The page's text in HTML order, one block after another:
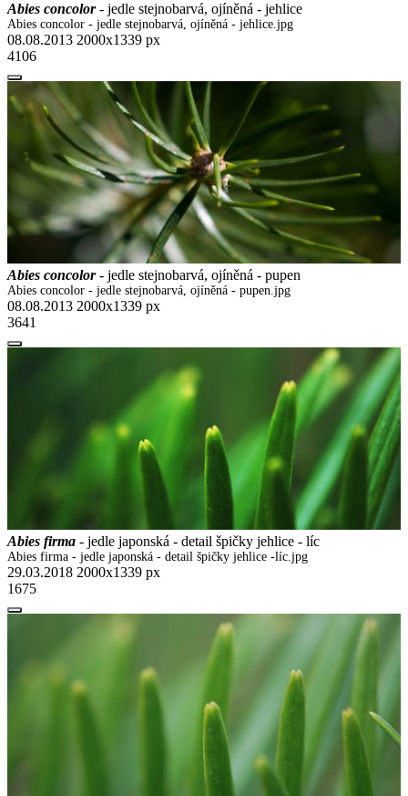
Abies concolor- jedle stejnobarvá, ojíněná - jehlice
Abies concolor - jedle stejnobarvá, ojíněná - jehlice.jpg
08.08.2013 2000x1339 px
4106
Abies concolor- jedle stejnobarvá, ojíněná - pupen
Abies concolor - jedle stejnobarvá, ojíněná - pupen.jpg
08.08.2013 2000x1339 px
3641
Abies firma - jedle japonská - detail špičky jehlice - líc
Abies firma - jedle japonská - detail špičky jehlice -líc.jpg
29.03.2018 2000x1339 px
1675